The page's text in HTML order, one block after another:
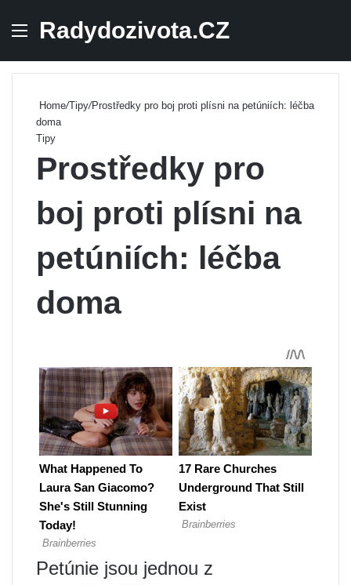
Menu
Radydozivota.CZ
Home/Tipy/Prostředky pro boj proti plísni na petúniích: léčba
doma
Tipy
Prostředky pro
boj proti plísni na
petúniích: léčba
doma
Petúnie jsou jednou z